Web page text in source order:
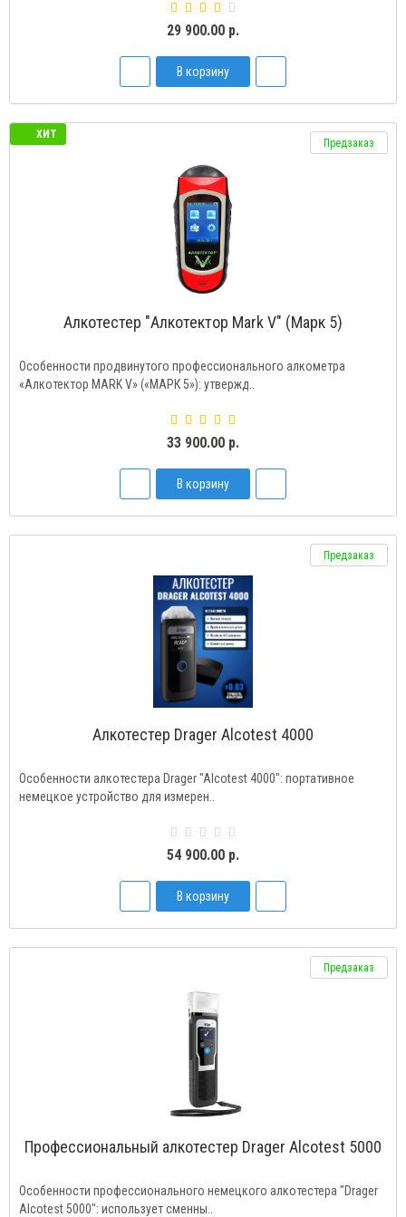
29 900.00 р.
В корзину
ХИТ
Предзаказ
Алкотестер "Алкотектор Mark V" (Марк 5)
Особенности продвинутого профессионального алкометра
«Алкотектор MARK V» («МАРК 5»): утвержд..
33 900.00 р.
В корзину
Предзаказ
Алкотестер Drаger Alcotest 4000
Особенности алкотестера Drаger "Alcotest 4000": портативное
немецкое устройство для измерен..
54 900.00 р.
В корзину
Предзаказ
Профессиональный алкотестер Drаger Alcotest 5000
Особенности профессионального немецкого алкотестера "Drager
Alcotest 5000": использует сменны..